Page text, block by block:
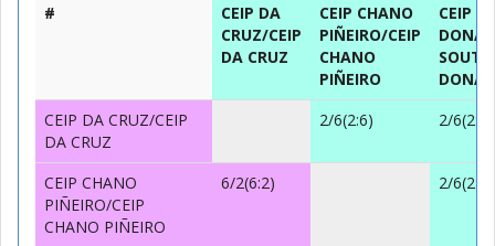
#
CEIP DA
CRUZ/CEIP
DA CRUZ
CEIP CHANO
PIÑEIRO/CEIP
CHANO
PIÑEIRO
CEIP
SOUTO
DONAS
CEIP DA CRUZ/CEIP
DA CRUZ
2/6(2:6) 2/6(2:6)
CEIP CHANO
PIÑEIRO/CEIP
CHANO PIÑEIRO
6/2(6:2) 2/6(2:6)